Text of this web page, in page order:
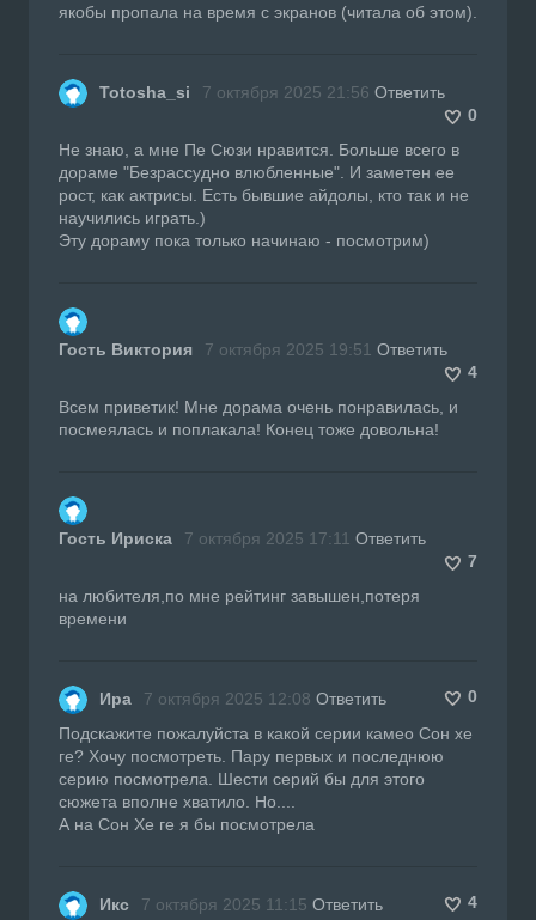
якобы пропала на время с экранов (читала об этом).
Totosha_si 7 октября 2025 21:56 Ответить
0
Не знаю, а мне Пе Сюзи нравится. Больше всего в
дораме "Безрассудно влюбленные". И заметен ее
рост, как актрисы. Есть бывшие айдолы, кто так и не
научились играть.)
Эту дораму пока только начинаю - посмотрим)
Гость Виктория 7 октября 2025 19:51 Ответить
4
Всем приветик! Мне дорама очень понравилась, и
посмеялась и поплакала! Конец тоже довольна!
Гость Ириска 7 октября 2025 17:11 Ответить
7
на любителя,по мне рейтинг завышен,потеря
времени
Ира 7 октября 2025 12:08 Ответить
0
Подскажите пожалуйста в какой серии камео Сон хе
ге? Хочу посмотреть. Пару первых и последнюю
серию посмотрела. Шести серий бы для этого
сюжета вполне хватило. Но....
А на Сон Хе ге я бы посмотрела
Икс 7 октября 2025 11:15 Ответить 4